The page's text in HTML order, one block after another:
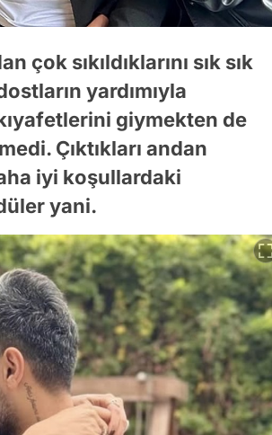
çok sıkıldıklarını sık sık
yardımıyla
giymekten de
Çıktıkları andan
iyi koşullardaki
yani.